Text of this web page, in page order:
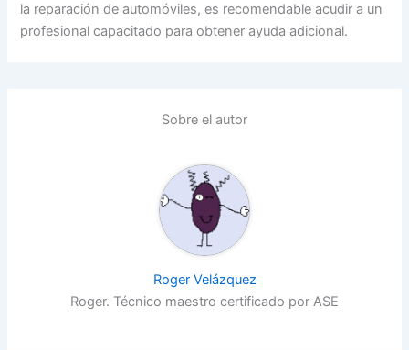
la reparación de automóviles, es recomendable acudir a un
profesional capacitado para obtener ayuda adicional.
Sobre el autor
Roger Velázquez
Roger. Técnico maestro certificado por ASE